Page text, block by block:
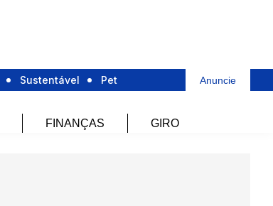
Sustentável Pet Anuncie
FINANÇAS GIRO